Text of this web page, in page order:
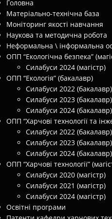
Головна
Матеріально-технічна база
Моніторинг якості навчання
Наукова та методична робота
Неформальна \ інформальна
ОПП “Екологічна безпека”
Силабуси 2024 (магістр)
ОПП “Екологія” (бакалавр)
Силабуси 2022 (бакалавр)
Силабуси 2023 (бакалавр)
Силабуси 2024 (бакалавр)
ОПП “Харчові технології та
Силабуси 2022 (бакалавр)
Силабуси 2023 (бакалавр)
Силабуси 2024 (бакалавр)
ОПП “Харчові технології”
Силабуси 2020 (магістр)
Силабуси 2021 (магістр)
Силабуси 2024 (магістр)
Освітні програми